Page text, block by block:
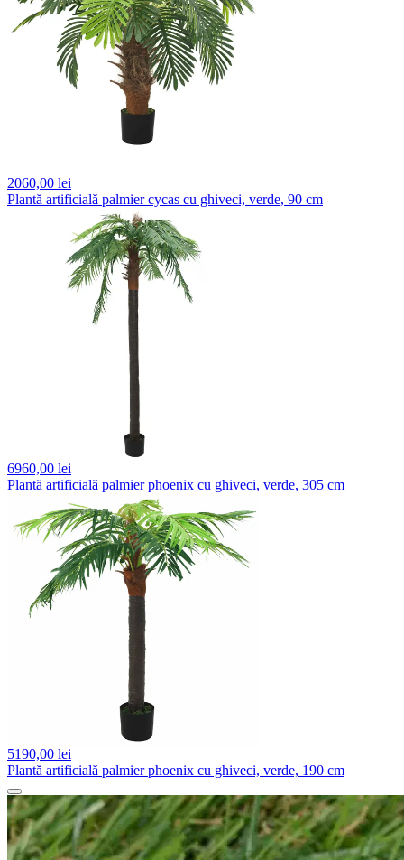
2060,00 lei
Plantă artificială palmier cycas cu ghiveci, verde, 90 cm
6960,00 lei
Plantă artificială palmier phoenix cu ghiveci, verde, 305 cm
5190,00 lei
Plantă artificială palmier phoenix cu ghiveci, verde, 190 cm